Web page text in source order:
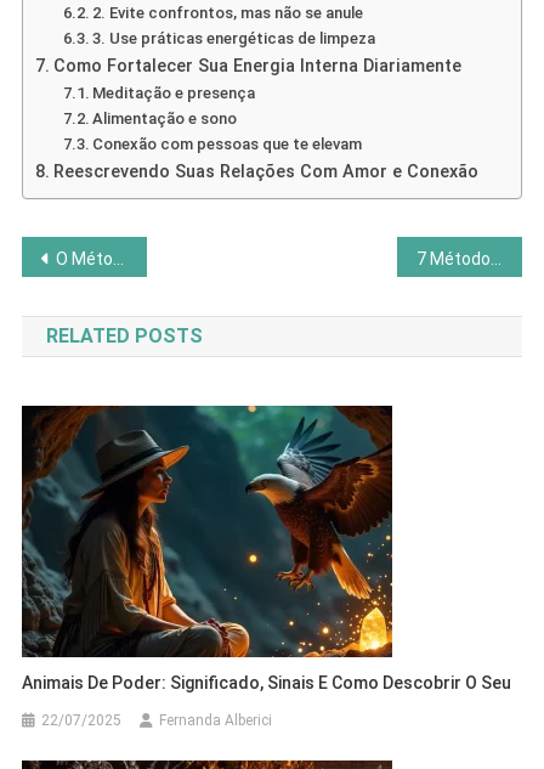
2. Evite confrontos, mas não se anule
3. Use práticas energéticas de limpeza
Como Fortalecer Sua Energia Interna Diariamente
Meditação e presença
Alimentação e sono
Conexão com pessoas que te elevam
Reescrevendo Suas Relações Com Amor e Conexão
Navegação
de
Post
O Método Japonês de 5 Minutos Elimina o Estresse 7 Métodos de Cura para Equilíbrio Integral: Viva com Plenitude
RELATED POSTS
Animais De Poder: Significado, Sinais E Como Descobrir O Seu
22/07/2025 Fernanda Alberici